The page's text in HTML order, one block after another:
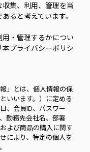
集、利用、管理を当
ると考えています。
・管理するかについ
プライバシーポリシ
」とは、個人情報の保
いいます。）に定める
、会員ID、パスワー
勤務先会社名、部署
よび商品の購入に関す
により、特定の個人を